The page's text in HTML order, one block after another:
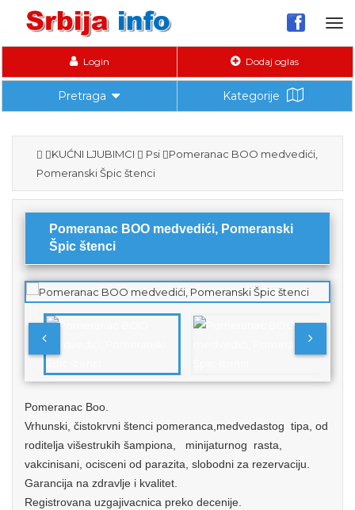
Login Dodaj oglas
Pretraga Kategorije
KUĆNI LJUBIMCI Psi
Pomeranac BOO medvedići,
Pomeranski Špic štenci
Pomeranac BOO medvedići, Pomeranski
Špic štenci
Pomeranac Boo.
Vrhunski, čistokrvni štenci pomeranca,medvedastog tipa, od
roditelja višestrukih šampiona, minijaturnog rasta,
vakcinisani, ocisceni od parazita, slobodni za rezervaciju.
Garancija na zdravlje i kvalitet.
Registrovana uzgajivacnica preko decenije.